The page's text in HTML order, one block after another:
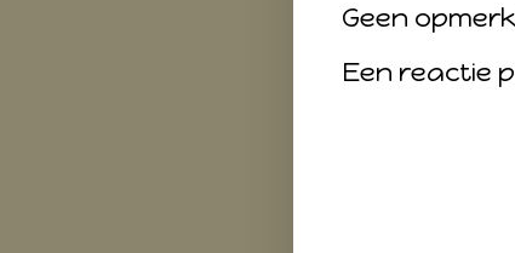
Geen
Een reactie